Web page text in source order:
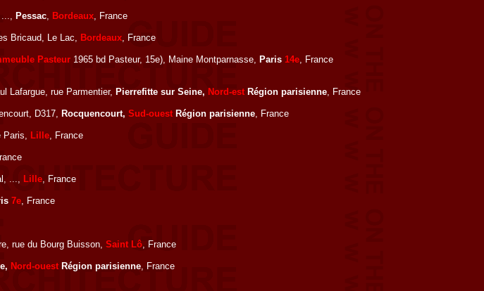
..., Pessac, Bordeaux, France
Bricaud, Le Lac, Bordeaux, France
Pasteur 1965 bd Pasteur, 15e), Maine Montparnasse, Paris 14e, France
Lafargue, rue Parmentier, Pierrefitte sur Seine, Nord-est Région parisienne, France
D317, Rocquencourt, Sud-ouest Région parisienne, France
Paris, Lille, France
..., Lille, France
7e, France
rue du Bourg Buisson, Saint Lô, France
Nord-ouestRégion parisienne, France